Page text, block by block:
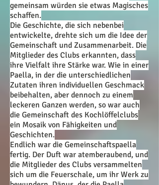
gemeinsam würden sie etwas Magisches
schaffen.
Die Geschichte, die sich nebenbei
entwickelte, drehte sich um die Idee der
Gemeinschaft und Zusammenarbeit. Die
Mitglieder des Clubs erkannten, dass
ihre Vielfalt ihre Stärke war. Wie in einer
Paella, in der die unterschiedlichen
Zutaten ihren individuellen Geschmack
beibehalten, aber dennoch zu einem
leckeren Ganzen werden, so war auch
die Gemeinschaft des Kochlöffelclubs
ein Mosaik von Fähigkeiten und
Geschichten.
Endlich war die Gemeinschaftspaella
fertig. Der Duft war atemberaubend, und
die Mitglieder des Clubs versammelten
sich um die Feuerschale, um ihr Werk zu